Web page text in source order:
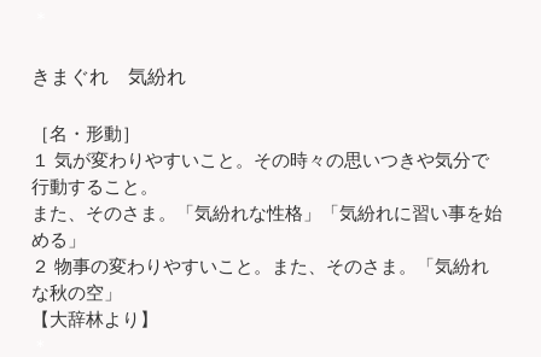
きまぐれ 気紛れ
［名・形動］
１ 気が変わりやすいこと。その時々の思いつきや気分で
行動すること。
また、そのさま。「気紛れな性格」「気紛れに習い事を始
める」
２ 物事の変わりやすいこと。また、そのさま。「気紛れ
な秋の空」
【大辞林より】